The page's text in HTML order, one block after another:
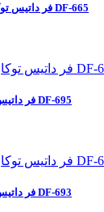
فر داتیس توکار گاز و برق مدل DF-665
فر داتیس توکار برقی مدل DF-695
فر داتیس توکار برقی مدل DF-693